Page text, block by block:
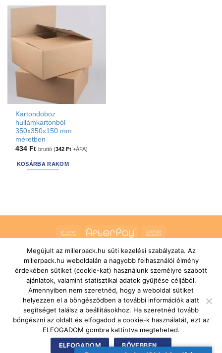
Kartondoboz
hullámkartonból
350x350x150 mm
méretben
434 Ft bruttó (342Ft +ÁFA)
KOSÁRBA RAKOM
Bank
AfterPay
Delivery
RÓLUNK
ÁLTALÁNOS SZERZŐDÉSI FELTÉTELEK
SZÁLLÍTÁSI ÉS FIZETÉSI FELTÉTELEK
JOGI NYILATKOZAT
IMPRESSZUM
KAPCSOLAT
ÜGYFÉLSZOLGÁLAT
FELIRATKOZÁS HÍRLEVÉLRE
Copyright 2026 © MILLERPACK.HUPowered byPrintroom Bt. -
Hungary
Megújult az millerpack.hu süti kezelési szabályzata. Az
millerpack.hu weboldalán a nagyobb felhasználói élmény
érdekében sütiket (cookie-kat) használunk személyre szabott
ajánlatok, valamint statisztikai adatok gyűjtése céljából.
Amennyiben nem szeretnéd, hogy a weboldal sütiket
helyezzen el a böngésződben a további információk alatt
segítséget találsz a beállításokhoz. Ha szeretnéd tovább
böngészni az oldalt és elfogadod a cookie-k használatát, ezt az
ELFOGADOM gombra kattintva megteheted.
ELFOGADOM BŐVEBBEN...